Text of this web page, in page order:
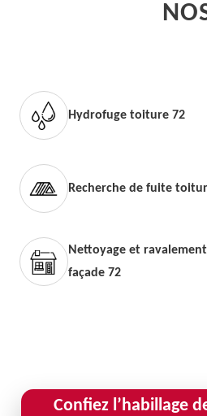
Hydrofuge toiture 72
Recherche de fuite
Nettoyage et
façade 72
Confiez l’habillage